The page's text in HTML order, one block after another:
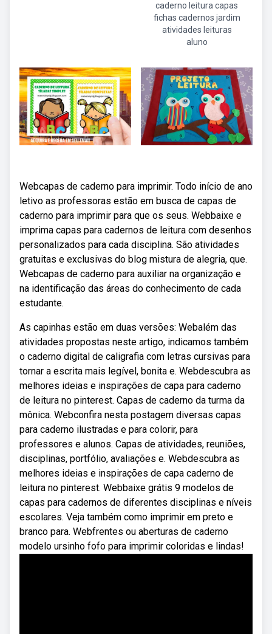
caderno leitura capas
fichas cadernos jardim
atividades leituras
aluno
Webcapas de caderno para imprimir. Todo início de ano
letivo as professoras estão em busca de capas de
caderno para imprimir para que os seus. Webbaixe e
imprima capas para cadernos de leitura com desenhos
personalizados para cada disciplina. São atividades
gratuitas e exclusivas do blog mistura de alegria, que.
Webcapas de caderno para auxiliar na organização e
na identificação das áreas do conhecimento de cada
estudante.
As capinhas estão em duas versões: Webalém das
atividades propostas neste artigo, indicamos também
o caderno digital de caligrafia com letras cursivas para
tornar a escrita mais legível, bonita e. Webdescubra as
melhores ideias e inspirações de capa para caderno
de leitura no pinterest. Capas de caderno da turma da
mônica. Webconfira nesta postagem diversas capas
para caderno ilustradas e para colorir, para
professores e alunos. Capas de atividades, reuniões,
disciplinas, portfólio, avaliações e. Webdescubra as
melhores ideias e inspirações de capa caderno de
leitura no pinterest. Webbaixe grátis 9 modelos de
capas para cadernos de diferentes disciplinas e níveis
escolares. Veja também como imprimir em preto e
branco para. Webfrentes ou aberturas de caderno
modelo ursinho fofo para imprimir coloridas e lindas!